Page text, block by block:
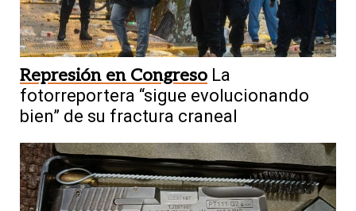
Represión en Congreso La
fotorreportera “sigue evolucionando
bien” de su fractura craneal